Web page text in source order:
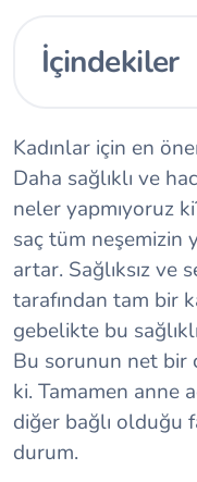
İçindekiler
Kadınlar için en
Daha sağlıklı ve
neler yapmıyoruz
saç tüm neşemizin
artar. Sağlıksız ve
tarafından tam bir
gebelikte bu
Bu sorunun net bir
ki. Tamamen anne
diğer bağlı olduğu
durum.